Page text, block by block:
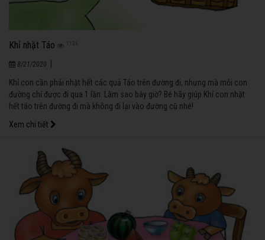
Khỉ nhặt Táo 1136
8/21/2020
Khỉ con cần phải nhặt hết các quả Táo trên đường đi, nhưng mà mỗi con
đường chỉ được đi qua 1 lần. Làm sao bây giờ? Bé hãy giúp Khỉ con nhặt
hết táo trên đường đi mà không đi lại vào đường cũ nhé!
Xem chi tiết